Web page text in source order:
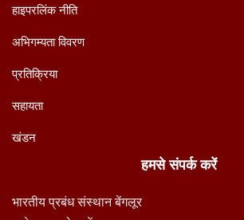
हाइपरलिंक नीति
अभिगम्यता विवरण
प्रतिक्रिया
सहायता
खंडन
हमसे संपर्क करें
भारतीय प्रबंध संस्थान बेंगलूर